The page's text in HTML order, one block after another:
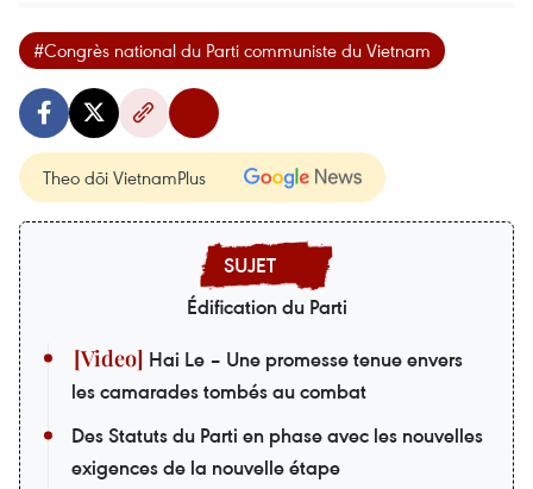
#Congrès national du Parti communiste du Vietnam
Theo dõi VietnamPlus
Édification du Parti
Hai Le – Une promesse tenue envers
les camarades tombés au combat
Des Statuts du Parti en phase avec les nouvelles
exigences de la nouvelle étape